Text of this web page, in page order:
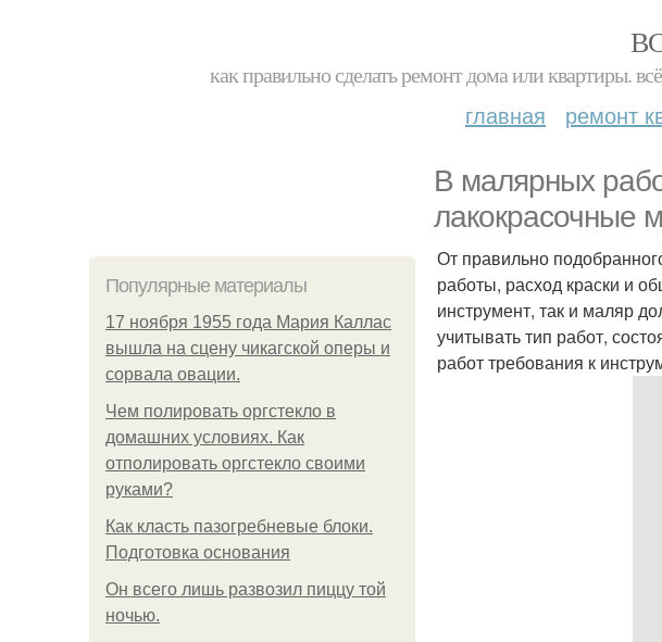
как правильно сделать ремонт дома или квартиры.
главная ремонт
В малярных
лакокрасочные
Популярные материалы
17 ноября 1955 года Мария Каллас
вышла на сцену чикагской оперы и
сорвала овации.
Чем полировать оргстекло в
домашних условиях. Как
отполировать оргстекло своими
руками?
Как класть пазогребневые блоки.
Подготовка основания
Он всего лишь развозил пиццу той
ночью.
От правильно
работы, расход краски и
инструмент, так и маляр
учитывать тип работ,
работ требования к